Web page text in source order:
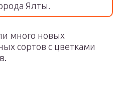
Ялты.
много новых
сортов с цветками